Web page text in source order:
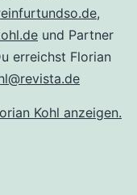
,
und Partner
erreichst Florian
Kohl anzeigen.